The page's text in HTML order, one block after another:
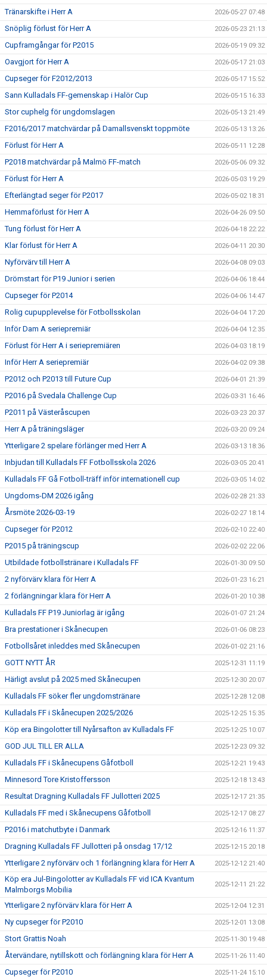
Tränarskifte i Herr A 2026-05-27 07:48
Snöplig förlust för Herr A 2026-05-23 21:13
Cupframgångar för P2015 2026-05-19 09:32
Oavgjort för Herr A 2026-05-17 21:03
Cupseger för F2012/2013 2026-05-17 15:52
Sann Kulladals FF-gemenskap i Halör Cup 2026-05-15 16:33
Stor cuphelg för ungdomslagen 2026-05-13 21:49
F2016/2017 matchvärdar på Damallsvenskt toppmöte 2026-05-13 13:26
Förlust för Herr A 2026-05-11 12:28
P2018 matchvärdar på Malmö FF-match 2026-05-06 09:32
Förlust för Herr A 2026-05-03 19:29
Efterlängtad seger för P2017 2026-05-02 18:31
Hemmaförlust för Herr A 2026-04-26 09:50
Tung förlust för Herr A 2026-04-18 22:22
Klar förlust för Herr A 2026-04-11 20:30
Nyförvärv till Herr A 2026-04-08 09:03
Drömstart för P19 Junior i serien 2026-04-06 18:44
Cupseger för P2014 2026-04-06 14:47
Rolig cupupplevelse för Fotbollsskolan 2026-04-04 17:20
Inför Dam A seriepremiär 2026-04-04 12:35
Förlust för Herr A i seriepremiären 2026-04-03 18:19
Inför Herr A seriepremiär 2026-04-02 09:38
P2012 och P2013 till Future Cup 2026-04-01 21:39
P2016 på Svedala Challenge Cup 2026-03-31 16:46
P2011 på Västeråscupen 2026-03-23 20:37
Herr A på träningsläger 2026-03-20 09:24
Ytterligare 2 spelare förlänger med Herr A 2026-03-13 18:36
Inbjudan till Kulladals FF Fotbollsskola 2026 2026-03-05 20:41
Kulladals FF Gå Fotboll-träff inför internationell cup 2026-03-05 14:02
Ungdoms-DM 2026 igång 2026-02-28 21:33
Årsmöte 2026-03-19 2026-02-27 18:14
Cupseger för P2012 2026-02-10 22:40
P2015 på träningscup 2026-02-02 22:06
Utbildade fotbollstränare i Kulladals FF 2026-01-30 09:50
2 nyförvärv klara för Herr A 2026-01-23 16:21
2 förlängningar klara för Herr A 2026-01-20 10:38
Kulladals FF P19 Juniorlag är igång 2026-01-07 21:24
Bra prestationer i Skånecupen 2026-01-06 08:23
Fotbollsåret inleddes med Skånecupen 2026-01-02 21:16
GOTT NYTT ÅR 2025-12-31 11:19
Härligt avslut på 2025 med Skånecupen 2025-12-30 20:07
Kulladals FF söker fler ungdomstränare 2025-12-28 12:08
Kulladals FF i Skånecupen 2025/2026 2025-12-25 15:35
Köp era Bingolotter till Nyårsafton av Kulladals FF 2025-12-25 10:07
GOD JUL TILL ER ALLA 2025-12-23 09:32
Kulladals FF i Skånecupens Gåfotboll 2025-12-21 19:43
Minnesord Tore Kristoffersson 2025-12-18 13:43
Resultat Dragning Kulladals FF Jullotteri 2025 2025-12-17 21:35
Kulladals FF med i Skånecupens Gåfotboll 2025-12-17 08:27
P2016 i matchutbyte i Danmark 2025-12-16 11:37
Dragning Kulladals FF Jullotteri på onsdag 17/12 2025-12-15 20:18
Ytterligare 2 nyförvärv och 1 förlängning klara för Herr A 2025-12-12 21:40
Köp era Jul-Bingolotter av Kulladals FF vid ICA Kvantum
Malmborgs Mobilia
2025-12-11 21:22
Ytterligare 2 nyförvärv klara för Herr A 2025-12-04 12:31
Ny cupseger för P2010 2025-12-01 13:08
Stort Grattis Noah 2025-11-30 19:48
Återvändare, nytillskott och förlängning klara för Herr A 2025-11-26 11:40
Cupseger för P2010 2025-11-24 15:10